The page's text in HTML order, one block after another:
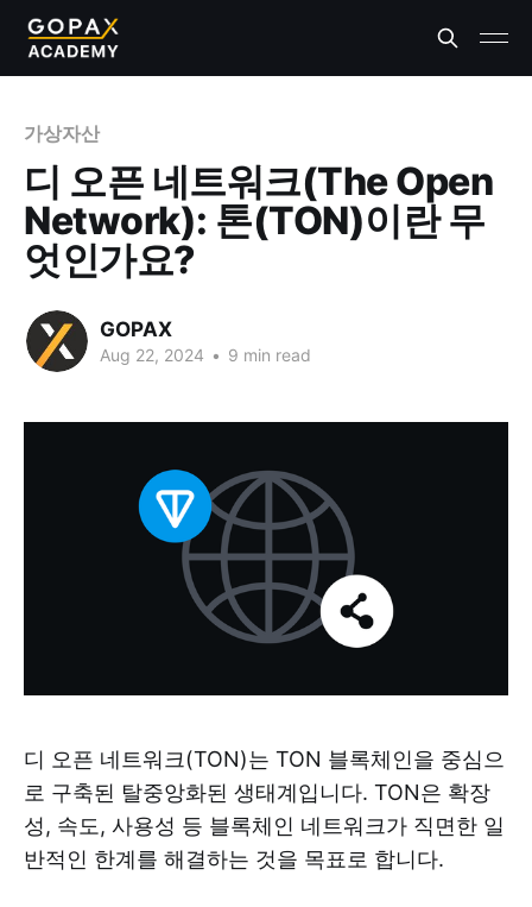
가상자산
디 오픈 네트워크(The Open
Network): 톤(TON)이란 무
엇인가요?
GOPAX
Aug 22, 2024 • 9 min read
디 오픈 네트워크(TON)는 TON 블록체인을 중심으
로 구축된 탈중앙화된 생태계입니다. TON은 확장
성, 속도, 사용성 등 블록체인 네트워크가 직면한 일
반적인 한계를 해결하는 것을 목표로 합니다.